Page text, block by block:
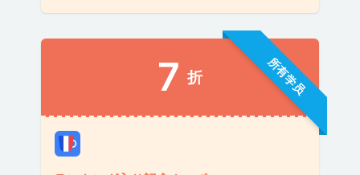
所有学员
7 折